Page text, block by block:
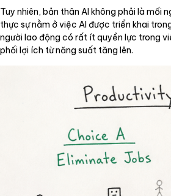
Tuy nhiên, bản thân AI không phải là mối
thực sự nằm ở việc AI được triển khai
người lao động có rất ít quyền lực trong
phối lợi ích từ năng suất tăng lên.